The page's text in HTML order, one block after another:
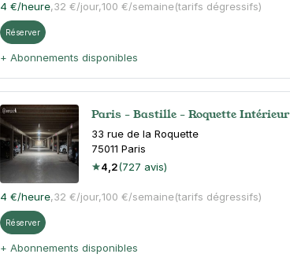
4 €/heure,32 €/jour,100 €/semaine(tarifs dégressifs)
Réserver
+ Abonnements disponibles
Paris - Bastille - Roquette Intérieur
33 rue de la Roquette
75011 Paris
4,2(727 avis)
4 €/heure,32 €/jour,100 €/semaine(tarifs dégressifs)
Réserver
+ Abonnements disponibles